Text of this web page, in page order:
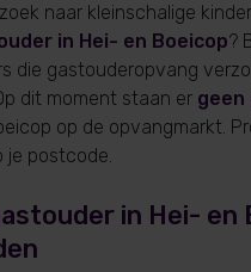
naar kleinschalige
in Hei- en Boeicop?
die gastouderopvang
dit moment staan er
op de opvangmarkt.
je postcode.
in Hei- en